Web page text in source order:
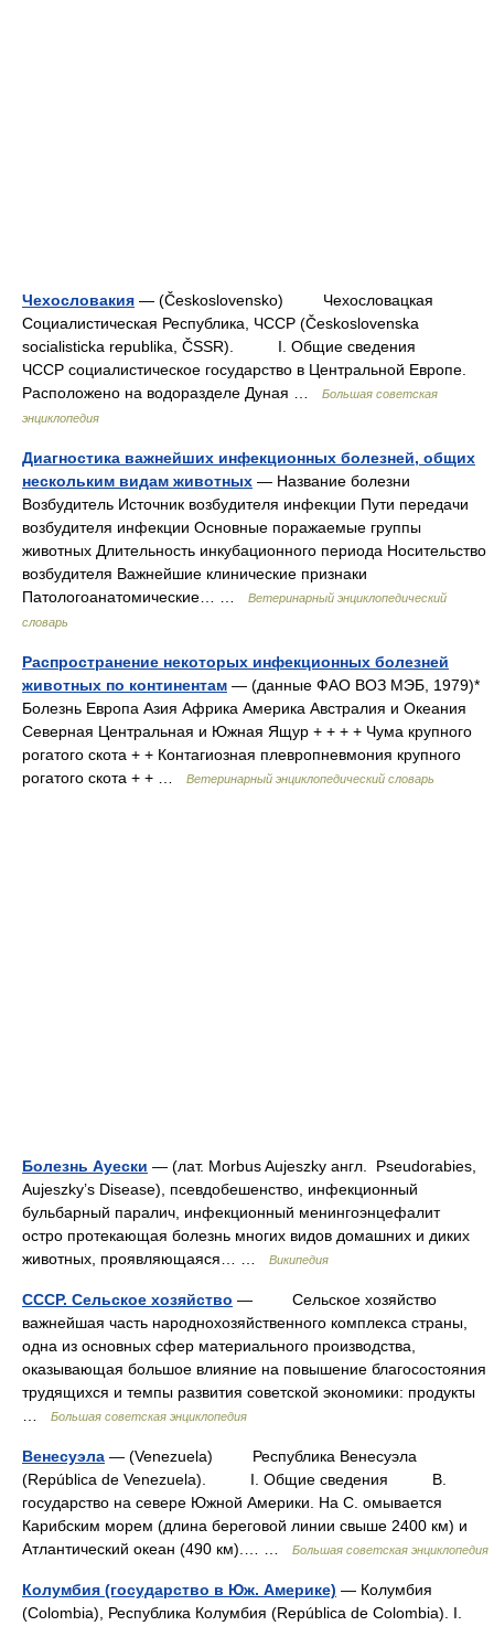
Чехословакия — (Československo) Чехословацкая
Социалистическая Республика, ЧССР (Československa
socialisticka republika, ČSSR). I. Общие сведения
ЧССР социалистическое государство в Центральной Европе.
Расположено на водоразделе Дуная …
Большая советская
энциклопедия
Диагностика важнейших инфекционных болезней, общих
нескольким видам животных — Название болезни
Возбудитель Источник возбудителя инфекции Пути передачи
возбудителя инфекции Основные поражаемые группы
животных Длительность инкубационного периода Носительство
возбудителя Важнейшие клинические признаки
Патологоанатомические… …
Ветеринарный энциклопедический
словарь
Распространение некоторых инфекционных болезней
животных по континентам — (данные ФАО ВОЗ МЭБ, 1979)*
Болезнь Европа Азия Африка Америка Австралия и Океания
Северная Центральная и Южная Ящур + + + + Чума крупного
рогатого скота + + Контагиозная плевропневмония крупного
рогатого скота + + …
Ветеринарный энциклопедический словарь
Болезнь Ауески — (лат. Morbus Aujeszky англ. Pseudorabies,
Aujeszky’s Disease), псевдобешенство, инфекционный
бульбарный паралич, инфекционный менингоэнцефалит
остро протекающая болезнь многих видов домашних и диких
животных, проявляющаяся… …
Википедия
СССР. Сельское хозяйство — Сельское хозяйство
важнейшая часть народнохозяйственного комплекса страны,
одна из основных сфер материального производства,
оказывающая большое влияние на повышение благосостояния
трудящихся и темпы развития советской экономики: продукты
Большая советская энциклопедия
Венесуэла — (Venezuela) Республика Венесуэла
(República de Venezuela). I. Общие сведения В.
государство на севере Южной Америки. На С. омывается
Карибским морем (длина береговой линии свыше 2400 км) и
Атлантический океан (490 км).… …
Большая советская энциклопедия
Колумбия (государство в Юж. Америке) — Колумбия
(Colombia), Республика Колумбия (República de Colombia). I.